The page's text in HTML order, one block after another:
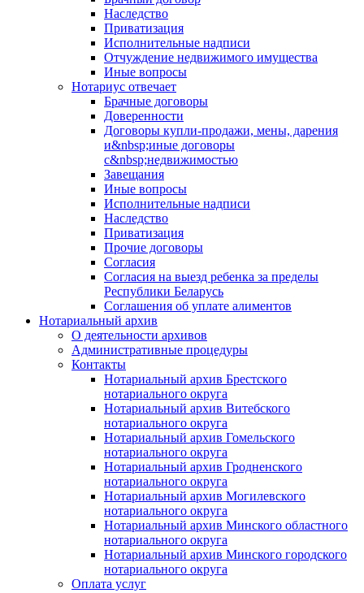
Наследство
Приватизация
Исполнительные надписи
Отчуждение недвижимого имущества
Иные вопросы
Нотариус отвечает
Брачные договоры
Доверенности
Договоры купли-продажи, мены, дарения
и&nbsp;иные договоры
с&nbsp;недвижимостью
Завещания
Иные вопросы
Исполнительные надписи
Наследство
Приватизация
Прочие договоры
Согласия
Согласия на выезд ребенка за пределы
Республики Беларусь
Соглашения об уплате алиментов
Нотариальный архив
О деятельности архивов
Административные процедуры
Контакты
Нотариальный архив Брестского
нотариального округа
Нотариальный архив Витебского
нотариального округа
Нотариальный архив Гомельского
нотариального округа
Нотариальный архив Гродненского
нотариального округа
Нотариальный архив Могилевского
нотариального округа
Нотариальный архив Минского областного
нотариального округа
Нотариальный архив Минского городского
нотариального округа
Оплата услуг